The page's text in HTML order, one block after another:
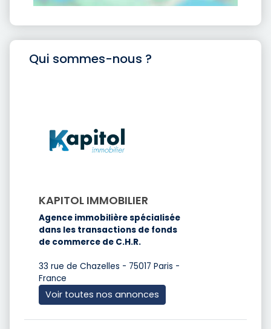
Qui sommes-nous ?
KAPITOL IMMOBILIER
Agence immobilière spécialisée
dans les transactions de fonds
de commerce de C.H.R.
33 rue de Chazelles - 75017 Paris -
France
Voir toutes nos annonces